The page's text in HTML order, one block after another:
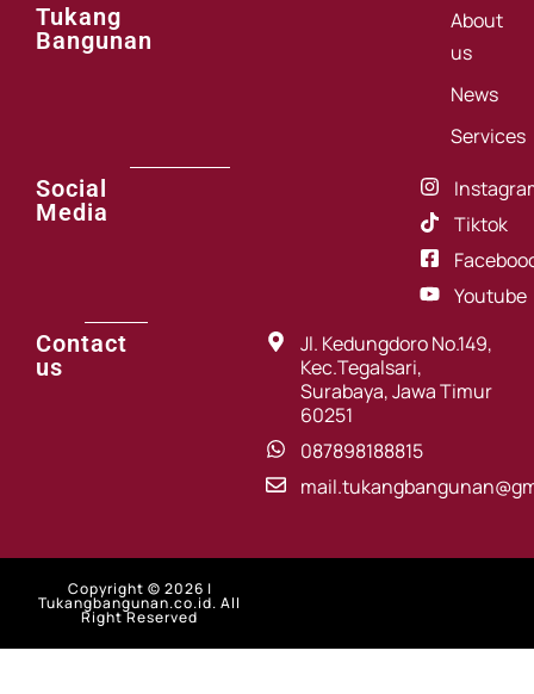
Tukang
Bangunan
About
us
News
Services
Social
Media
Tiktok
Youtube
Contact
us
Jl. Kedungdoro No.149,
Kec.Tegalsari,
Surabaya, Jawa Timur
60251
087898188815
Copyright © 2026 |
Tukangbangunan.co.id. All
Right Reserved